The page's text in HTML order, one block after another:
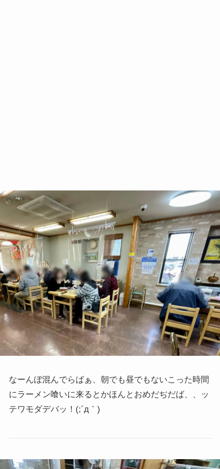
なーんぼ混んでらばぁ、朝でも昼でもないこった時間
にラーメン喰いに来るとかほんとおめだぢだば、、ッ
テワモダデバッ！(;´д｀)